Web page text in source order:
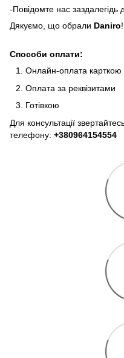
-Повідомте нас заздалегідь
Дякуємо, що обрали Daniro!
Способи оплати:
Онлайн-оплата карткою
Оплата за реквізитами
Готівкою
Для консультації
телефону: +380964154554